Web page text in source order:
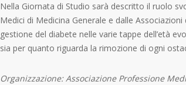
Nella Giornata di Studio sarà descritto il ruolo
Medici di Medicina Generale e dalle
gestione del diabete nelle varie tappe dell’età
sia per quanto riguarda la rimozione di ogni
Organizzazione: Associazione Professione